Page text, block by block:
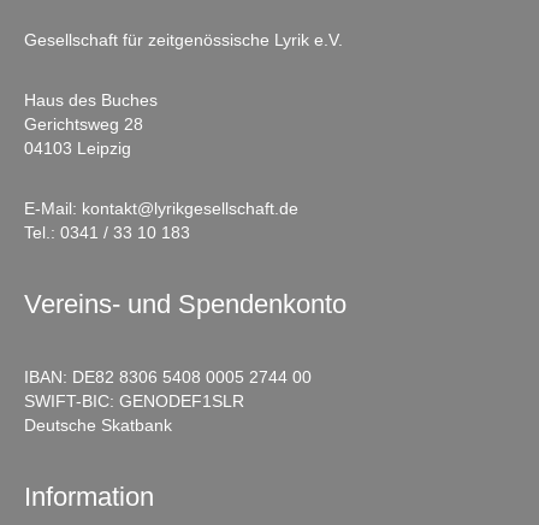
Gesellschaft für zeitgenössische Lyrik e.V.
Haus des Buches
Gerichtsweg 28
04103 Leipzig
E-Mail: kontakt@lyrikgesellschaft.de
Tel.: 0341 / 33 10 183
Vereins- und Spendenkonto
IBAN: DE82 8306 5408 0005 2744 00
SWIFT-BIC: GENODEF1SLR
Deutsche Skatbank
Information